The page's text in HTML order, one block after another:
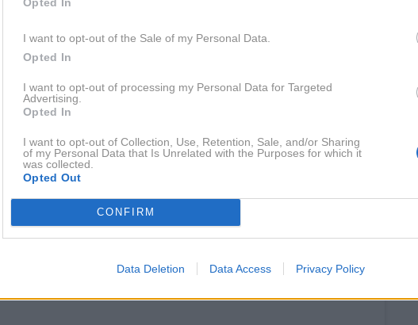
I want to opt-out of the Sale of my Personal Data.
Opted In
I want to opt-out of processing my Personal Data for Targeted
Advertising.
Opted In
I want to opt-out of Collection, Use, Retention, Sale, and/or Sharing
of my Personal Data that Is Unrelated with the Purposes for which it
was collected.
Opted Out
CONFIRM
Data Deletion Data Access Privacy Policy
View this post on Instagram